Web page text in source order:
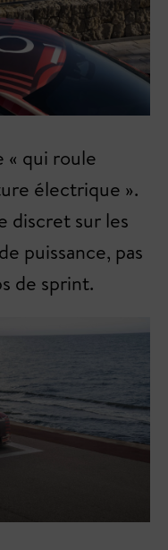
« qui roule
électrique ».
discret sur les
puissance, pas
de sprint.